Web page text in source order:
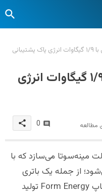
مرکز داده بعدی گوگل با ۱/۹ گیگاوات انرژی پاک پشتیبانی
مرکز داده بعدی گوگل با ۱/۹ گیگاوات انرژی
0
share
مینه‌سوتا می‌سازد که با
از جمله یک باتری
عظیم ۳۰۰ مگاواتی که توسط استارتاپ Form Energy تولید